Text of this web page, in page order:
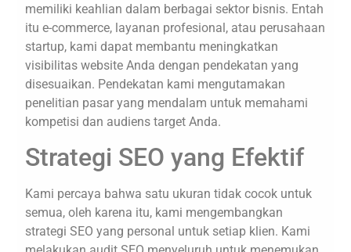
memiliki keahlian dalam berbagai sektor bisnis. Entah
itu e-commerce, layanan profesional, atau perusahaan
startup, kami dapat membantu meningkatkan
visibilitas website Anda dengan pendekatan yang
disesuaikan. Pendekatan kami mengutamakan
penelitian pasar yang mendalam untuk memahami
kompetisi dan audiens target Anda.
Strategi SEO yang Efektif
Kami percaya bahwa satu ukuran tidak cocok untuk
semua, oleh karena itu, kami mengembangkan
strategi SEO yang personal untuk setiap klien. Kami